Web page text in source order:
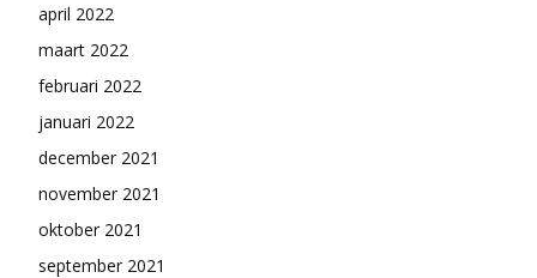
april 2022
maart 2022
februari 2022
januari 2022
december 2021
november 2021
oktober 2021
september 2021